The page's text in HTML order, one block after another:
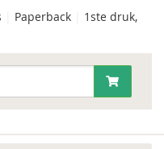
Paperback
1ste druk,